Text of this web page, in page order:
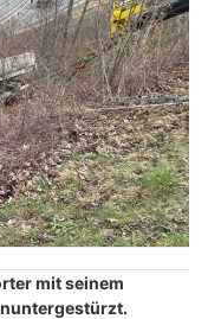
mit seinem